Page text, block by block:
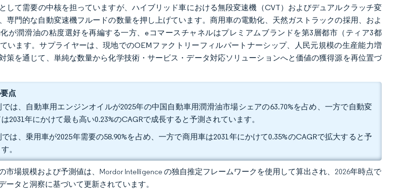
して需要の中核を担っていますが、ハイブリッド車における無段変速機（CVT）およびデュアルクラッチ変
専門的な自動変速機フルードの数量を押し上げています。商用車の電動化、天然ガストラックの採用、およ
が潤滑油の粘度選好を再編する一方、eコマースチャネルはプレミアムブランドを第3層都市（ティア3都
います。サプライヤーは、現地でのOEMファクトリーフィルパートナーシップ、人民元規模の生産能力増
策を通じて、単純な数量から化学技術・サービス・データ対応ソリューションへと価値の獲得源を再位置づ
点
は、自動車用エンジンオイルが2025年の中国自動車用潤滑油市場シェアの63.70%を占め、一方で自動変
2031年にかけて最も高い0.23%のCAGRで成長すると予測されています。
は、乗用車が2025年需要の58.90%を占め、一方で商用車は2031年にかけて0.35%のCAGRで拡大すると予
。
市場規模および予測値は、Mordor Intelligence の独自推定フレームワークを使用して算出され、2026年時点で
ータと洞察に基づいて更新されています。